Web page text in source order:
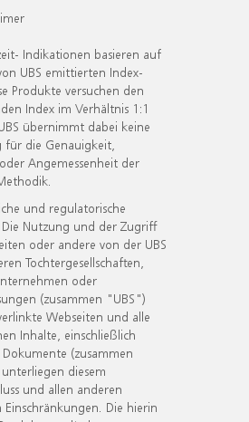
Indikationen basieren auf
UBS emittierten Index-
Produkte versuchen den
Index im Verhältnis 1:1
übernimmt dabei keine
für die Genauigkeit,
Angemessenheit der
und regulatorische
Nutzung und der Zugriff
oder andere von der UBS
Tochtergesellschaften,
oder
(zusammen "UBS")
Webseiten und alle
Inhalte, einschließlich
(zusammen
diesem
und allen anderen
Die hierin